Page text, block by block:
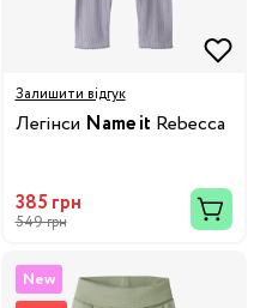
Залишити відгук
Легінси Name it Rebecca
385 грн
549 грн
New